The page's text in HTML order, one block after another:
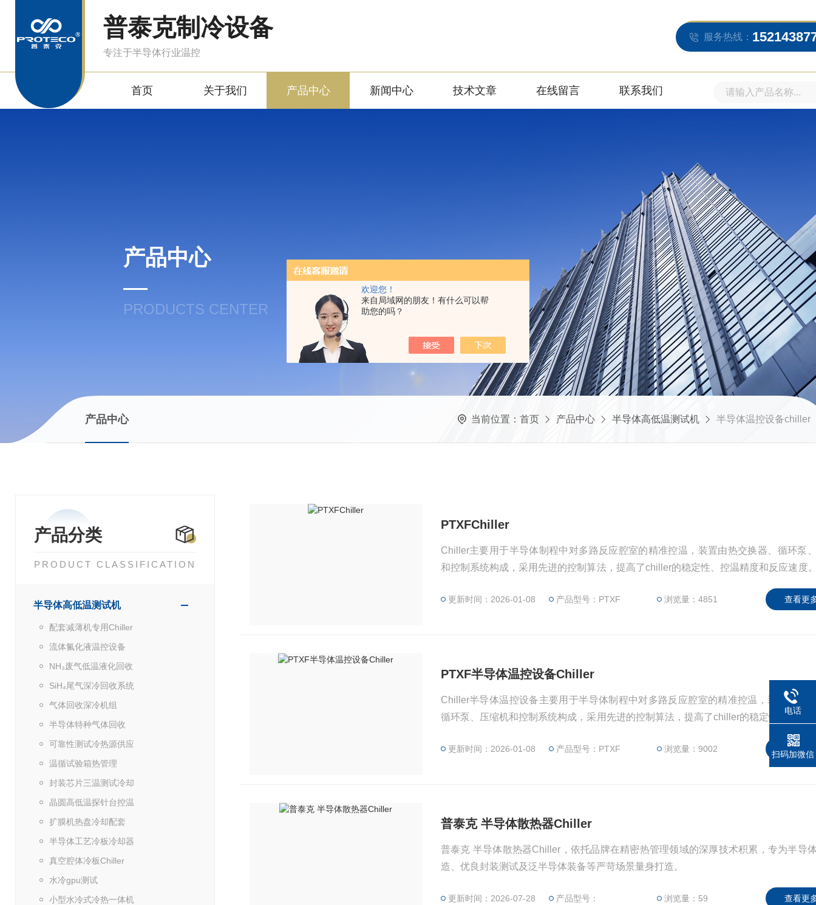
欢迎您！
来自局域网的朋友！有什么可以帮
助您的吗？
普泰克制冷设备
专注于半导体行业温控
服务热线：
首页 关于我们 产品中心 新闻中心 技术文章 在线留言 联系我们
产品中心
PRODUCTS CENTER
产品中心 当前位置： 首页 产品中心 半导体高低温测试机 半导体温控设备chiller
产品分类
PRODUCT CLASSIFICATION
半导体高低温测试机
配套减薄机专用Chiller
流体氟化液温控设备
NH₃废气低温液化回收
SiH₄尾气深冷回收系统
气体回收深冷机组
半导体特种气体回收
可靠性测试冷热源供应
温循试验箱热管理
封装芯片三温测试冷却
晶圆高低温探针台控温
扩膜机热盘冷却配套
半导体工艺冷板冷却器
真空腔体冷板Chiller
水冷gpu测试
小型水冷式冷热一体机
PTXFChiller
Chiller主要用于半导体制程中对多路反应腔室的精准控温，装置由热交换器、循环泵
和控制系统构成，采用先进的控制算法，提高了chiller的稳定性、控温精度和反应速度
更新时间：2026-01-08 产品型号：PTXF 浏览量：4851 查看更
PTXF半导体温控设备Chiller
Chiller半导体温控设备主要用于半导体制程中对多路反应腔室的精准控温，装置由热
循环泵、压缩机和控制系统构成，采用先进的控制算法，提高了chiller的稳定性、控温
更新时间：2026-01-08 产品型号：PTXF 浏览量：9002 查看更
普泰克 半导体散热器Chiller
普泰克 半导体散热器Chiller，依托品牌在精密热管理领域的深厚技术积累，专为半导
造、优良封装测试及泛半导体装备等严苛场景量身打造。
更新时间：2026-07-28 产品型号： 浏览量：59 查看更
电话
扫码加微信